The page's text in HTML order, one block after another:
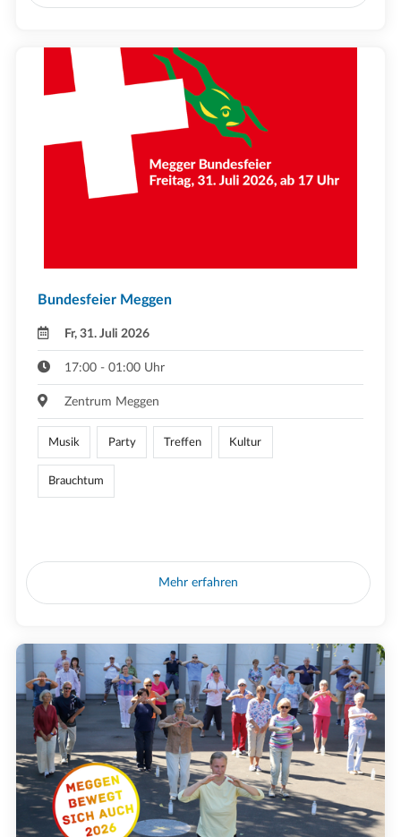
Bundesfeier Meggen
Fr, 31. Juli 2026
17:00 - 01:00 Uhr
Zentrum Meggen
Musik Party Treffen Kultur
Brauchtum
Mehr erfahren